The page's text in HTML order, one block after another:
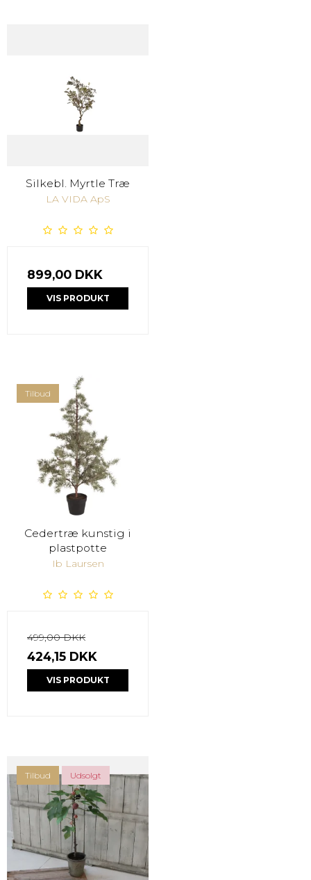
Silkebl. Myrtle Træ
LA VIDA ApS
899,00 DKK
VIS PRODUKT
Tilbud
Cedertræ kunstig i
plastpotte
Ib Laursen
499,00 DKK
424,15 DKK
VIS PRODUKT
Tilbud Udsolgt